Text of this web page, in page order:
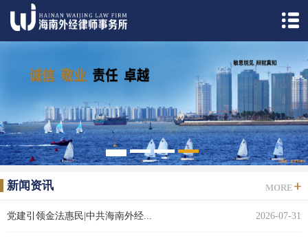
2 3 4
5
新闻资讯 MORE
党建引领金法惠民|中共海南外经... 2026-07-31